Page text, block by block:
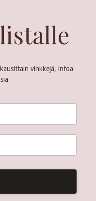
vinkkejä, infoa